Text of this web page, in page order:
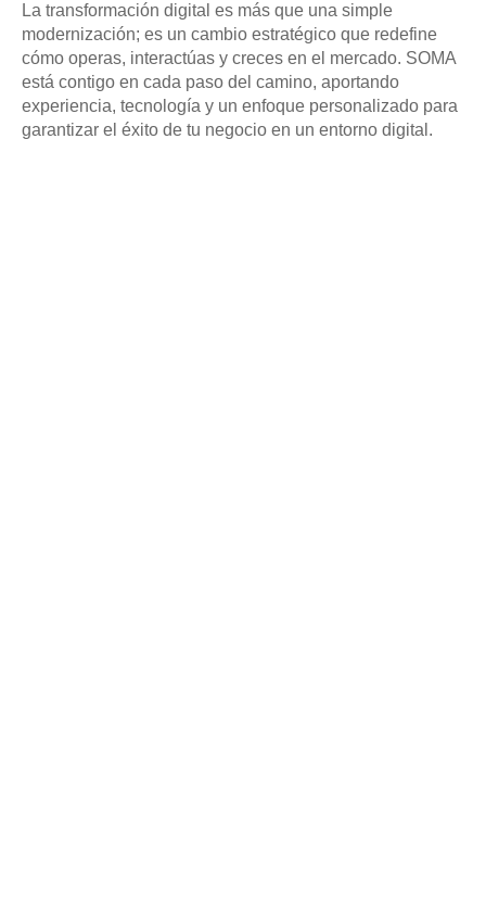
La transformación digital es más que una simple
modernización; es un cambio estratégico que redefine
cómo operas, interactúas y creces en el mercado. SOMA
está contigo en cada paso del camino, aportando
experiencia, tecnología y un enfoque personalizado para
garantizar el éxito de tu negocio en un entorno digital.